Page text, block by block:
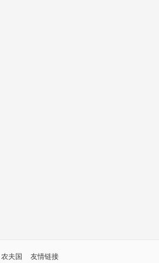
农夫国 友情链接